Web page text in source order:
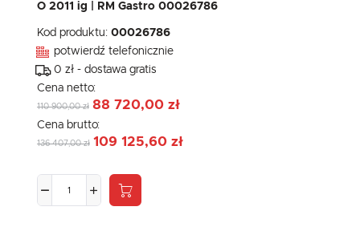
O 2011 ig | RM Gastro 00026786
Kod produktu: 00026786
potwierdź telefonicznie
0 zł - dostawa gratis
Cena netto:
110 900,00 zł 88 720,00 zł
Cena brutto:
136 407,00 zł 109 125,60 zł